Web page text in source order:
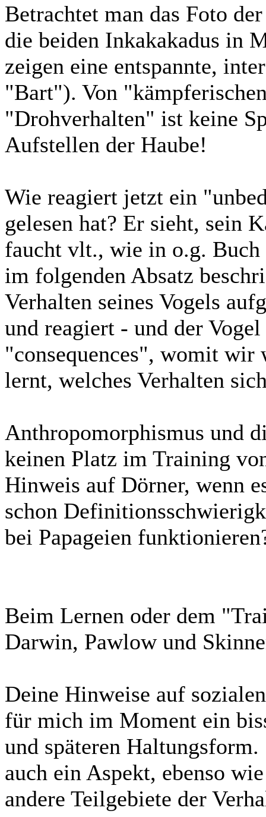
Betrachtet man das Foto
die beiden Inkakakadus in
zeigen eine entspannte,
"Bart"). Von
"Drohverhalten" ist keine
Aufstellen der Haube!
Wie reagiert jetzt ein
gelesen hat? Er sieht, sein
faucht vlt., wie in o.g.
im folgenden Absatz
Verhalten seines Vogels
und reagiert - und der
"consequences", womit wir
lernt, welches Verhalten
Anthropomorphismus und
keinen Platz im Training
Hinweis auf Dörner, wenn
schon
bei Papageien
Beim Lernen oder dem
Darwin, Pawlow und
Deine Hinweise auf
für mich im Moment ein
und späteren
auch ein Aspekt, ebenso
andere Teilgebiete der